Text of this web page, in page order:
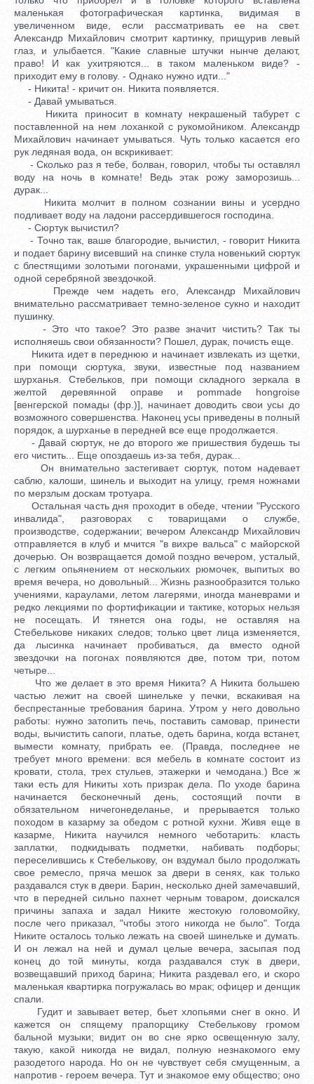
маленькая фотографическая картинка, видимая в
увеличенном виде, если рассматривать ее на свет.
Александр Михайлович смотрит картинку, прищурив левый
глаз, и улыбается. "Какие славные штучки нынче делают,
право! И как ухитряются... в таком маленьком виде? -
приходит ему в голову. - Однако нужно идти..."
- Никита! - кричит он. Никита появляется.
- Давай умываться.
Никита приносит в комнату некрашеный табурет с
поставленной на нем лоханкой с рукомойником. Александр
Михайлович начинает умываться. Чуть только касается его
рук ледяная вода, он вскрикивает:
- Сколько раз я тебе, болван, говорил, чтобы ты оставлял
воду на ночь в комнате! Ведь этак рожу заморозишь...
дурак...
Никита молчит в полном сознании вины и усердно
подливает воду на ладони рассердившегося господина.
- Сюртук вычистил?
- Точно так, ваше благородие, вычистил, - говорит Никита
и подает барину висевший на спинке стула новенький сюртук
с блестящими золотыми погонами, украшенными цифрой и
одной серебряной звездочкой.
Прежде чем надеть его, Александр Михайлович
внимательно рассматривает темно-зеленое сукно и находит
пушинку.
- Это что такое? Это разве значит чистить? Так ты
исполняешь свои обязанности? Пошел, дурак, почисть еще.
Никита идет в переднюю и начинает извлекать из щетки,
при помощи сюртука, звуки, известные под названием
шурханья. Стебельков, при помощи складного зеркала в
желтой деревянной оправе и pommade hongroise
[венгерской помады (фр.)], начинает доводить свои усы до
возможного совершенства. Наконец усы приведены в полный
порядок, а шурханье в передней все еще продолжается.
- Давай сюртук, не до второго же пришествия будешь ты
его чистить... Еще опоздаешь из-за тебя, дурак...
Он внимательно застегивает сюртук, потом надевает
саблю, калоши, шинель и выходит на улицу, гремя ножнами
по мерзлым доскам тротуара.
Остальная часть дня проходит в обеде, чтении "Русского
инвалида", разговорах с товарищами о службе,
производстве, содержании; вечером Александр Михайлович
отправляется в клуб и мчится "в вихре вальса" с майорской
дочерью. Он возвращается домой поздно вечером, усталый,
с легким опьянением от нескольких рюмочек, выпитых во
время вечера, но довольный... Жизнь разнообразится только
учениями, караулами, летом лагерями, иногда маневрами и
редко лекциями по фортификации и тактике, которых нельзя
не посещать. И тянется она годы, не оставляя на
Стебелькове никаких следов; только цвет лица изменяется,
да лысинка начинает пробиваться, да вместо одной
звездочки на погонах появляются две, потом три, потом
четыре...
Что же делает в это время Никита? А Никита большею
частью лежит на своей шинельке у печки, вскакивая на
беспрестанные требования барина. Утром у него довольно
работы: нужно затопить печь, поставить самовар, принести
воды, вычистить сапоги, платье, одеть барина, когда встанет,
вымести комнату, прибрать ее. (Правда, последнее не
требует много времени: вся мебель в комнате состоит из
кровати, стола, трех стульев, этажерки и чемодана.) Все ж
таки есть для Никиты хоть призрак дела. По уходе барина
начинается бесконечный день, состоящий почти в
обязательном ничегонеделанье, и прерывается только
походом в казарму за обедом с ротной кухни. Живя еще в
казарме, Никита научился немного чеботарить: класть
заплатки, подкидывать подметки, набивать подборы;
переселившись к Стебелькову, он вздумал было продолжать
свое ремесло, пряча мешок за двери в сенях, как только
раздавался стук в двери. Барин, несколько дней замечавший,
что в передней сильно пахнет черным товаром, доискался
причины запаха и задал Никите жестокую головомойку,
после чего приказал, "чтобы этого никогда не было". Тогда
Никите осталось только лежать на своей шинельке и думать.
И он лежал на ней и думал целые вечера, засыпая под
конец до той минуты, когда раздавался стук в двери,
возвещавший приход барина; Никита раздевал его, и скоро
маленькая квартирка погружалась во мрак; офицер и денщик
спали.
Гудит и завывает ветер, бьет хлопьями снег в окно. И
кажется он спящему прапорщику Стебелькову громом
бальной музыки; видит он во сне ярко освещенную залу,
такую, какой никогда не видал, полную незнакомого ему
разодетого народа. Но он не чувствует себя смущенным, а
напротив - героем вечера. Тут и знакомое ему общество; оно